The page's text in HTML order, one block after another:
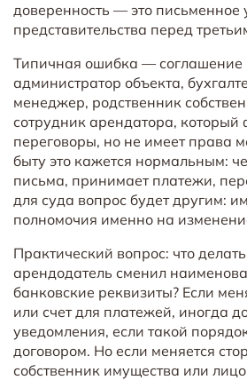
доверенность — это письменное
представительства перед
Типичная ошибка — соглашение
администратор объекта,
менеджер, родственник
сотрудник арендатора, который
переговоры, но не имеет права
быту это кажется нормальным:
письма, принимает платежи,
для суда вопрос будет другим:
полномочия именно на
Практический вопрос: что
арендодатель сменил
банковские реквизиты? Если
или счет для платежей, иногда
уведомления, если такой
договором. Но если меняется
собственник имущества или